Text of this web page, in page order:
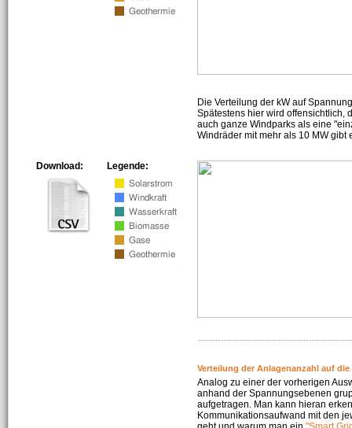
Die Verteilung der kW auf
Spätestens hier wird offensichtlich,
auch ganze Windparks als eine
Windräder mit mehr als 10 MW gibt
Legende:
Download:
Verteilung der Anlagenanzahl auf die
Analog zu einer der vorherigen
anhand der Spannungsebenen
aufgetragen. Man kann hieran
Kommunikationsaufwand mit den